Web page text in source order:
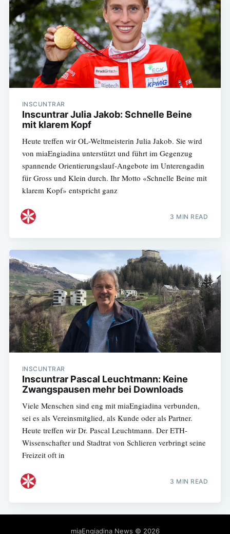
INSCUNTRAR
Inscuntrar Julia Jakob: Schnelle Beine
mit klarem Kopf
Heute treffen wir OL-Weltmeisterin Julia Jakob. Sie wird
von miaEngiadina unterstützt und führt im Gegenzug
spannende Orientierungslauf-Angebote im Unterengadin
für Gross und Klein durch. Ihr Motto «Schnelle Beine mit
klarem Kopf» entspricht ganz
3 MIN READ
INSCUNTRAR
Inscuntrar Pascal Leuchtmann: Keine
Zwangspausen mehr bei Downloads
Viele Menschen sind eng mit miaEngiadina verbunden,
sei es als Vereinsmitglied, als Kunde oder als Partner.
Heute treffen wir Dr. Pascal Leuchtmann. Der ETH-
Wissenschafter und Stadtrat von Schlieren verbringt seine
Freizeit oft in
3 MIN READ
miaEngiadina News © 2026